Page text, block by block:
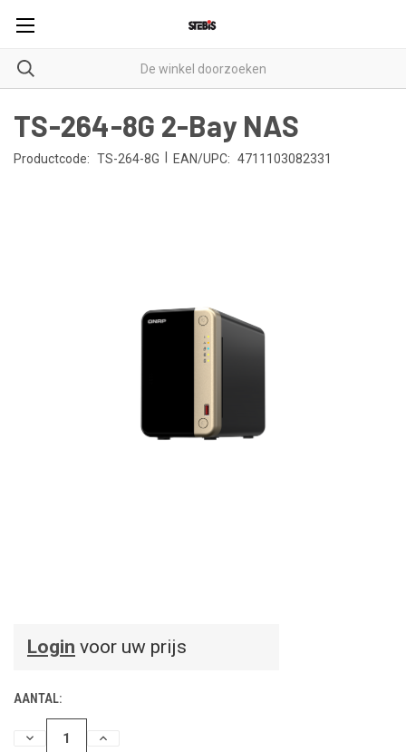
TS-264-8G 2-Bay NAS
Productcode: TS-264-8G EAN/UPC: 4711103082331
Login voor uw prijs
AANTAL:
HOEVEELHEIDHOEVEELHEID